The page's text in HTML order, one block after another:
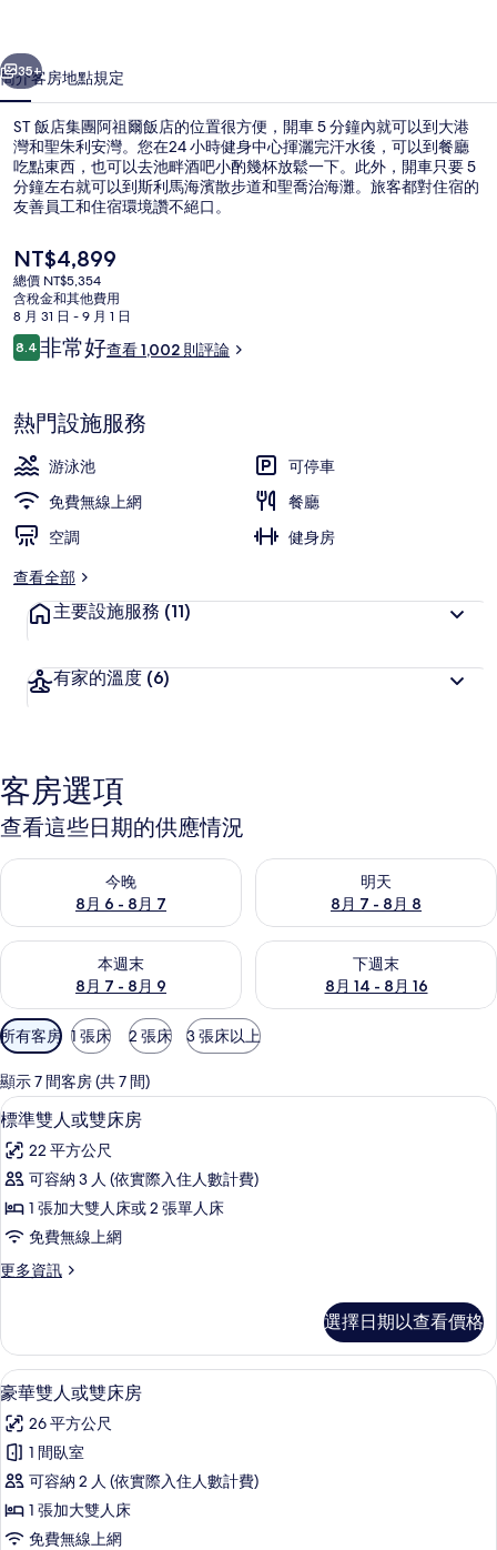
爾
飯
店
的
相
片
集
個 下一個
35+
簡介客房地點規定
ST 飯店集團阿祖爾飯店的位置很方便，開車 5 分鐘內就可以到大港
灣和聖朱利安灣。您在24 小時健身中心揮灑完汗水後，可以到餐廳
吃點東西，也可以去池畔酒吧小酌幾杯放鬆一下。此外，開車只要 5
分鐘左右就可以到斯利馬海濱散步道和聖喬治海灘。旅客都對住宿的
友善員工和住宿環境讚不絕口。
目
前
的
價
格
是
NT$4,899
總價 NT$5,354
含稅金和其他費用
8 月 31 日 - 9 月 1 日
評
論
8.48.4 分，滿分 10 分，
非常好查看 1,002 則評論
熱門設施服務
游泳池
可停車
免費無線上網
餐廳
空調
健身房
查看全部
主要設施服務 (11)
有家的溫度 (6)
客房選項
查看這些日期的供應情況
今晚
8月 6 - 8月 7
查看今晚 (8月 6 - 8月 7) 的供應情況
明天
8月 7 - 8月 8
查看明天 (8月 7 - 8月 8) 的供
本週末
8月 7 - 8月 9
查看本週末 (8月 7 - 8月 9) 的供應情況
下週末
8月 14 - 8月 16
查看下週末 (8月 14 - 8月 16)
可
用
的
客
房
篩
選
條
所有客房 1 張床 2 張床 3 張床以上
顯示 7 間客房 (共 7 間)
顯
示
標
準
雙
或
床
房
的
所
有
相
片
標準雙人或雙床房 | 迷你吧、客房內
7
標準雙人或雙床房
22 平方公尺
可容納 3 人 (依實際入住人數計費)
1 張加大雙人床或 2 張單人床
免費無線上網
更多資訊
更
雙
人
或
床
房
的
詳
情
選擇日期以查看價格
顯
示
豪
華
雙
人
豪華雙人或雙床房 | 迷你吧、客房內
10
豪華雙人或雙床房
26 平方公尺
1 間臥室
可容納 2 人 (依實際入住人數計費)
1 張加大雙人床
免費無線上網